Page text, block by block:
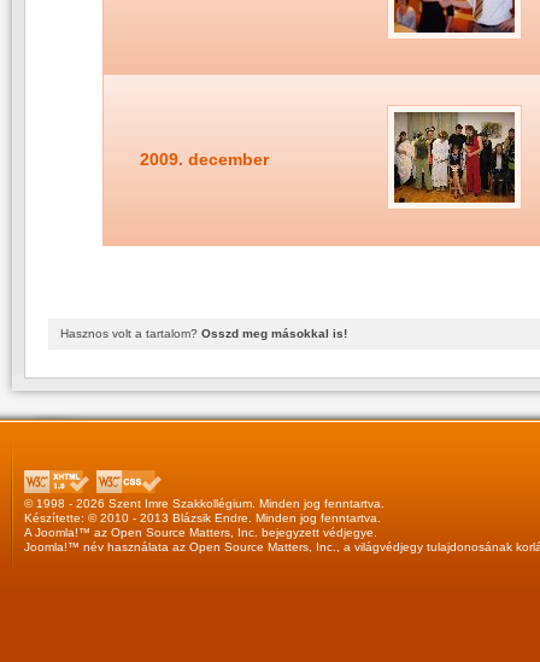
2009. december
Hasznos volt a tartalom? Osszd meg másokkal is!
© 1998 - 2026 Szent Imre Szakkollégium. Minden jog fenntartva.
Készítette: © 2010 - 2013 Blázsik Endre . Minden jog fenntartva.
A Joomla!™ az Open Source Matters, Inc. bejegyzett védjegye.
Joomla!™ név használata az Open Source Matters, Inc. , a világvédjegy tulajdonosának